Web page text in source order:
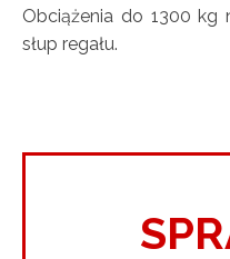
Obciążenia do 1300
słup regału.